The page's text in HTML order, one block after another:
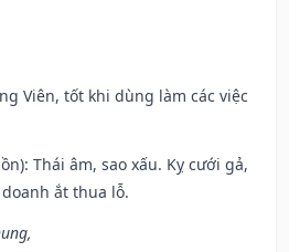
Viên, tốt khi dùng làm các việc
Thái âm, sao xấu. Kỵ cưới gả,
ắt thua lỗ.